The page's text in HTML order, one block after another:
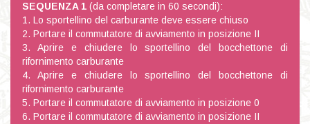
SEQUENZA 1 (da completare in 60 secondi):
1. Lo sportellino del carburante deve essere chiuso
2. Portare il commutatore di avviamento in posizione II
3. Aprire e chiudere lo sportellino del bocchettone di
rifornimento carburante
4. Aprire e chiudere lo sportellino del bocchettone di
rifornimento carburante
5. Portare il commutatore di avviamento in posizione 0
6. Portare il commutatore di avviamento in posizione II